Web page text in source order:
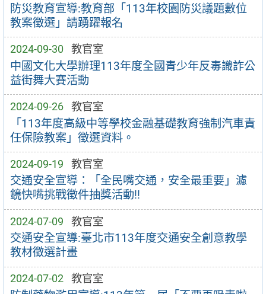
防災教育宣導:教育部「113年校園防災議題數位
教案徵選」請踴躍報名
2024-09-30 教官室
中國文化大學辦理113年度全國青少年反毒識詐公
益街舞大賽活動
2024-09-26 教官室
「113年度高級中等學校金融基礎教育強制汽車責
任保險教案」徵選資料。
2024-09-19 教官室
交通安全宣導：「全民嘴交通，安全最重要」濾
鏡快嘴挑戰徵件抽獎活動!!
2024-07-09 教官室
交通安全宣導:臺北市113年度交通安全創意教學
教材徵選計畫
2024-07-02 教官室